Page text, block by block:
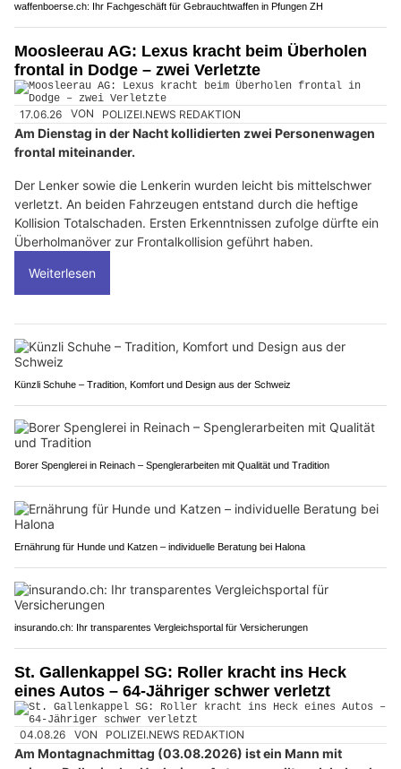
waffenboerse.ch: Ihr Fachgeschäft für Gebrauchtwaffen in Pfungen ZH
Moosleerau AG: Lexus kracht beim Überholen
frontal in Dodge – zwei Verletzte
17.06.26 VON POLIZEI.NEWS REDAKTION
Am Dienstag in der Nacht kollidierten zwei Personenwagen
frontal miteinander.
Der Lenker sowie die Lenkerin wurden leicht bis mittelschwer
verletzt. An beiden Fahrzeugen entstand durch die heftige
Kollision Totalschaden. Ersten Erkenntnissen zufolge dürfte ein
Überholmanöver zur Frontalkollision geführt haben.
Weiterlesen
Künzli Schuhe – Tradition, Komfort und Design aus der Schweiz
Borer Spenglerei in Reinach – Spenglerarbeiten mit Qualität und Tradition
Ernährung für Hunde und Katzen – individuelle Beratung bei Halona
insurando.ch: Ihr transparentes Vergleichsportal für Versicherungen
St. Gallenkappel SG: Roller kracht ins Heck
eines Autos – 64-Jähriger schwer verletzt
04.08.26 VON POLIZEI.NEWS REDAKTION
Am Montagnachmittag (03.08.2026) ist ein Mann mit